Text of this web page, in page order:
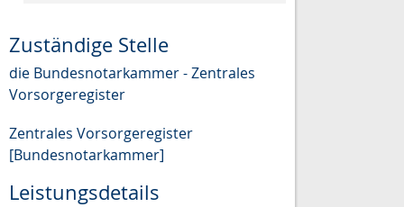
Zuständige Stelle
die Bundesnotarkammer - Zentrales
Vorsorgeregister
Zentrales Vorsorgeregister
[Bundesnotarkammer]
Leistungsdetails